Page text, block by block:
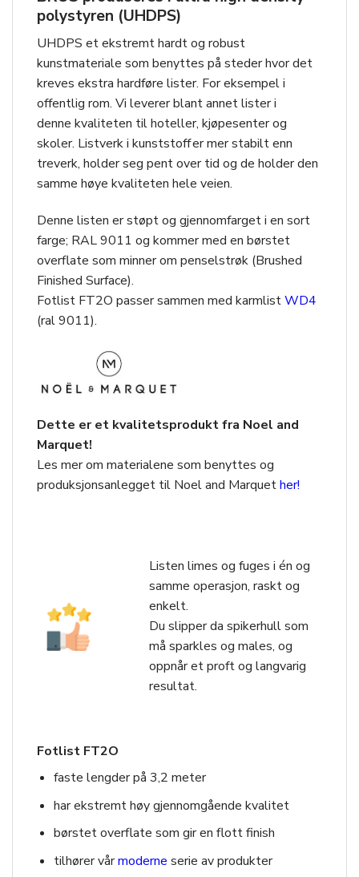
polystyren (UHDPS)
UHDPS et ekstremt hardt og robust
kunstmateriale som benyttes på steder hvor det
kreves ekstra hardføre lister. For eksempel i
offentlig rom. Vi leverer blant annet lister i
denne kvaliteten til hoteller, kjøpesenter og
skoler. Listverk i kunststoff er mer stabilt enn
treverk, holder seg pent over tid og de holder den
samme høye kvaliteten hele veien.
Denne listen er støpt og gjennomfarget i en sort
farge; RAL 9011 og kommer med en børstet
overflate som minner om penselstrøk (Brushed
Finished Surface).
Fotlist FT2O passer sammen med karmlistWD4
(ral 9011).
Dette er et kvalitetsprodukt fra Noel and
Marquet!
Les mer om materialene som benyttes og
produksjonsanlegget til Noel and Marquether!
Listen limes og fuges i én og
samme operasjon, raskt og
enkelt.
Du slipper da spikerhull som
må sparkles og males, og
oppnår et proft og langvarig
resultat.
Fotlist FT2O
faste lengder på 3,2 meter
har ekstremt høy gjennomgående kvalitet
børstet overflate som gir en flott finish
tilhører vårmoderne serie av produkter